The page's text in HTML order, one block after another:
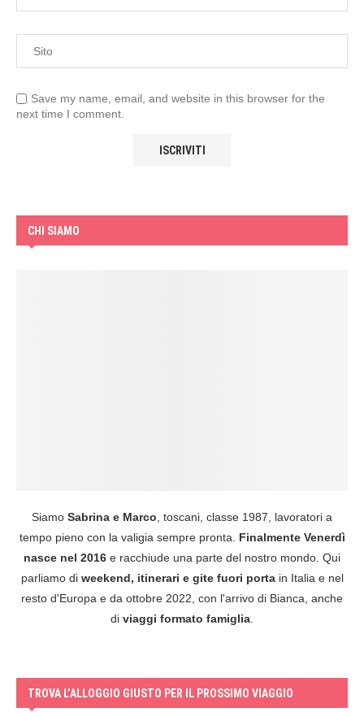
Save my name, email, and website in this browser for the
next time I comment.
CHI SIAMO
Siamo Sabrina e Marco, toscani, classe 1987, lavoratori a
tempo pieno con la valigia sempre pronta. Finalmente Venerdì
nasce nel 2016 e racchiude una parte del nostro mondo. Qui
parliamo di weekend, itinerari e gite fuori portain Italia e nel
resto d'Europa e da ottobre 2022, con l'arrivo di Bianca, anche
di viaggi formato famiglia.
TROVA L’ALLOGGIO GIUSTO PER IL PROSSIMO VIAGGIO